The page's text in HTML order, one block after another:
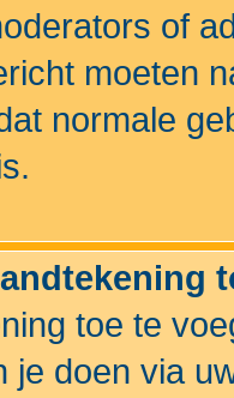
of
moeten
normale
toe te
je doen via